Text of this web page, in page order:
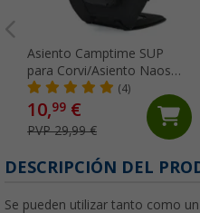
Asiento Camptime SUP
para Corvi/Asiento Naos
para tablas de stand up
paddling
(4)
10,99 €
PVP 29,99 €
DESCRIPCIÓN DEL
Se pueden utilizar tanto como